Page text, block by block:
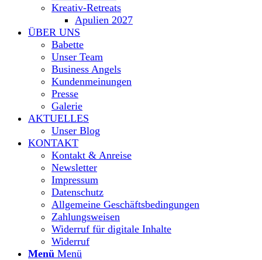
Kreativ-Retreats
Apulien 2027
ÜBER UNS
Babette
Unser Team
Business Angels
Kundenmeinungen
Presse
Galerie
AKTUELLES
Unser Blog
KONTAKT
Kontakt & Anreise
Newsletter
Impressum
Datenschutz
Allgemeine Geschäftsbedingungen
Zahlungsweisen
Widerruf für digitale Inhalte
Widerruf
Menü Menü